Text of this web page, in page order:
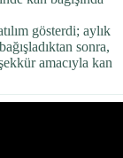
gösterdi; aylık
sonra,
amacıyla kan